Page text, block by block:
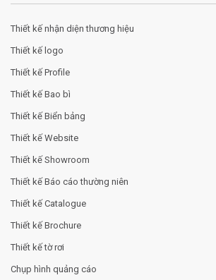
Thiết kế nhận diện thương hiệu
Thiết kế logo
Thiết kế Profile
Thiết kế Bao bì
Thiết kế Biển bảng
Thiết kế Website
Thiết kế Showroom
Thiết kế Báo cáo thường niên
Thiết kế Catalogue
Thiết kế Brochure
Thiết kế tờ rơi
Chụp hình quảng cáo